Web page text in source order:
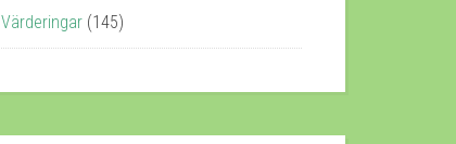
Värderingar (145)